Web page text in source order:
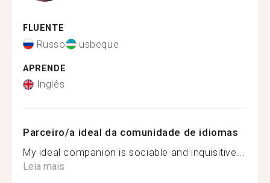
FLUENTE
Russo usbeque
APRENDE
Inglês
Parceiro/a ideal da comunidade de idiomas
My ideal companion is sociable and inquisitive...
Leia mais